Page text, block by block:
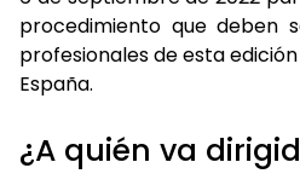
procedimiento que deben
profesionales de esta
España.
¿A quién va